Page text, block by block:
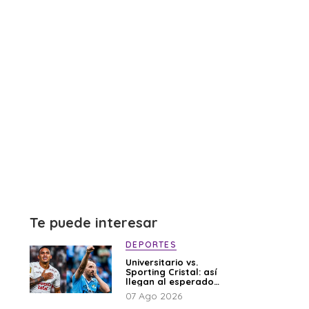
Te puede interesar
DEPORTES
Universitario vs.
Sporting Cristal: así
llegan al esperado
duelo
07 Ago 2026